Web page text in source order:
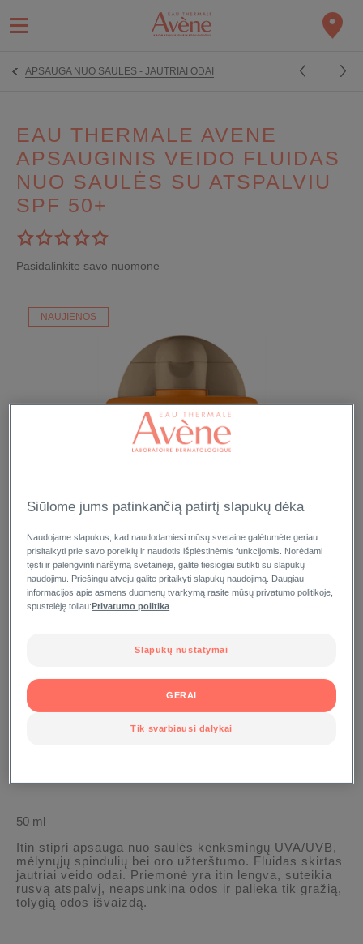
APSAUGA NUO SAULĖS - JAUTRIAI ODAI
EAU THERMALE AVENE
APSAUGINIS VEIDO FLUIDAS
NUO SAULĖS SU ATSPALVIU
SPF 50+
Pasidalinkite savo nuomone
NAUJIENOS
50 ml
Itin stipri apsauga nuo saulės kenksmingų UVA/UVB,
mėlynųjų spindulių bei oro užterštumo. Fluidas skirtas
jautriai veido odai. Priemonė yra itin lengva, suteikia
rusvą atspalvį, neapsunkina odos ir palieka tik gražią,
tolygią odos išvaizdą.
Siūlome jums patinkančią patirtį slapukų dėka
Naudojame slapukus, kad naudodamiesi mūsų svetaine galėtumėte geriau
prisitaikyti prie savo poreikių ir naudotis išplėstinėmis funkcijomis. Norėdami
tęsti ir palengvinti naršymą svetainėje, galite tiesiogiai sutikti su slapukų
naudojimu. Priešingu atveju galite pritaikyti slapukų naudojimą. Daugiau
informacijos apie asmens duomenų tvarkymą rasite mūsų privatumo politikoje,
spustelėję toliau:Privatumo politika
Slapukų nustatymai
Tik svarbiausi dalykai
GERAI